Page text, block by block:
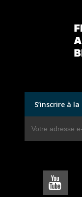
S’inscrire à